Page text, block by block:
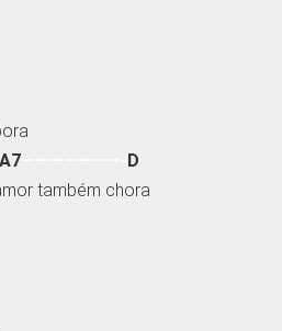
A7———————- D
também chora